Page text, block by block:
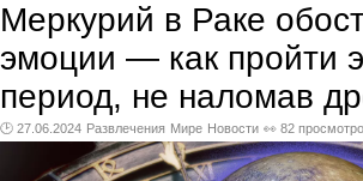
Меркурий в Раке
эмоции — как пройти
период, не наломав
🕑 27.06.2024 Развлечения Мире Новости 👀 82